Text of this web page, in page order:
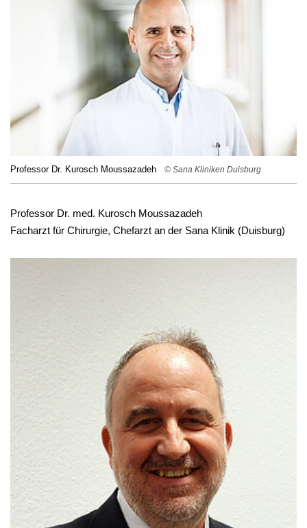
Professor Dr. Kurosch Moussazadeh © Sana Kliniken Duisburg
Professor Dr. med. Kurosch Moussazadeh
Facharzt für Chirurgie, Chefarzt an der Sana Klinik (Duisburg)